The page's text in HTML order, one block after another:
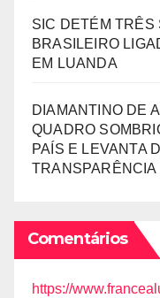
SIC DETÉM TRÊS
BRASILEIRO
EM LUANDA
DIAMANTINO DE
QUADRO
PAÍS E LEVANTA
Comentários
https://